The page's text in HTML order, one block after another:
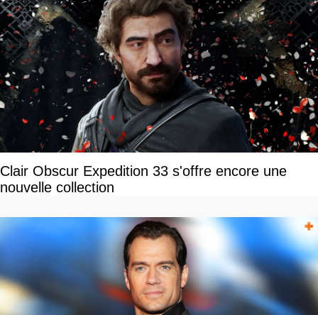
Clair Obscur Expedition 33 s'offre encore une
nouvelle collection